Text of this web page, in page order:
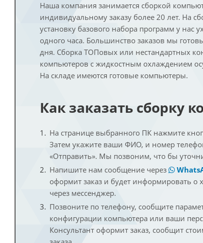
Наша компания занимается сборкой
индивидуальному заказу более 20 лет. На
установку базового набора программ у нас
одного часа. Большинство заказов мы
дня. Сборка ТОПовых или нестандартных
компьютеров с жидкостным охлаждением
На складе имеются готовые компьютеры.
Как заказать сборку
На странице выбранного ПК нажмите
Затем укажите ваши ФИО, и номер
«Отправить». Мы позвоним, что бы
Напишите нам сообщение через
оформит заказ и будет информировать о
через мессенджер.
Позвоните по телефону, сообщите
конфигурации компьютера или ваши
Консультант оформит заказ, сообщит